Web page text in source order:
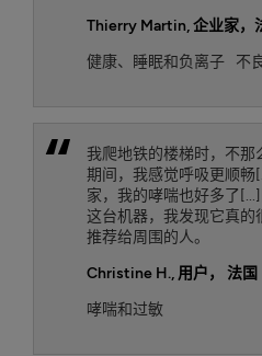
Thierry Martin, 企业家，
健康、睡眠和负离子
不
我爬地铁的楼梯时，不那
期间，我感觉呼吸更顺畅
家，我的哮喘也好多了
这台机器，我发现它真的
推荐给周围的人。
Christine H., 用户， 法国
哮喘和过敏